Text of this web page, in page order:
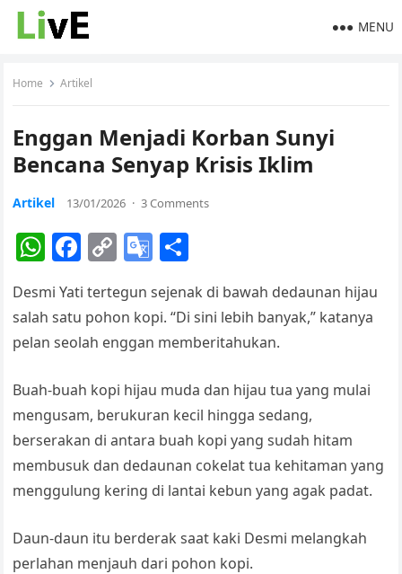
MENU
Home Artikel
Enggan Menjadi Korban Sunyi
Bencana Senyap Krisis Iklim
Artikel 13/01/2026 · 3 Comments
W
at
s
p
p
F
c
e
o
o
k
C
p
y
Li
n
k
G
o
gl
Tr
a
n
sl
at
e
ar
e
Desmi Yati tertegun sejenak di bawah dedaunan hijau
salah satu pohon kopi. “Di sini lebih banyak,” katanya
pelan seolah enggan memberitahukan.
Buah-buah kopi hijau muda dan hijau tua yang mulai
mengusam, berukuran kecil hingga sedang,
berserakan di antara buah kopi yang sudah hitam
membusuk dan dedaunan cokelat tua kehitaman yang
menggulung kering di lantai kebun yang agak padat.
Daun-daun itu berderak saat kaki Desmi melangkah
perlahan menjauh dari pohon kopi.